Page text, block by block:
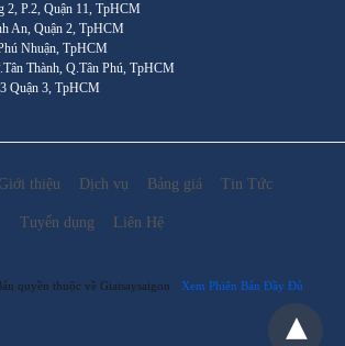
2, P.2, Quận 11, TpHCM
An, Quận 2, TpHCM
Nhuận, TpHCM
Thành, Q.Tân Phú, TpHCM
Quận 3, TpHCM
Giới thiệu Dịch vụ Bảng giá Tin Tức
Tuyển dụng Liên Hệ
quyền thuộc về Giatsaysaigon Xem Phiên Bản Đầy Đủ